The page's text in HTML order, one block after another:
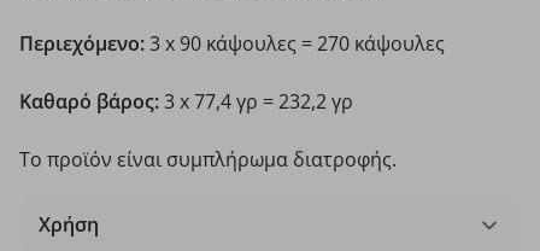
Περιεχόμενο:3 x 90 κάψουλες = 270 κάψουλες
Καθαρό βάρος:3 x 77,4 γρ = 232,2 γρ
Το προϊόν είναι συμπλήρωμα διατροφής.
Χρήση